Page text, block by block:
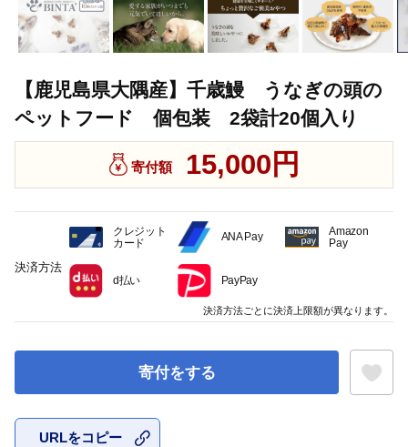
【鹿児島県大隅産】千歳鰻 うなぎの頭の
ペットフード 個包装 2袋計20個入り
寄付額 15,000円
寄付をする
URLをコピー
決済方法
クレジット
カード
ANA Pay
Amazon
Pay
d払い PayPay
決済方法ごとに決済上限額が異なります。